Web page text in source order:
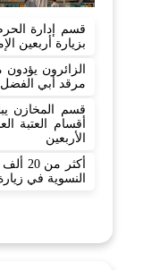
قسم إدارة
بزيارة أربعين
الزائرون
مرقد أبي الفضل
قسم المخازن
أقسام العتبة
الأربعين
النسوية في